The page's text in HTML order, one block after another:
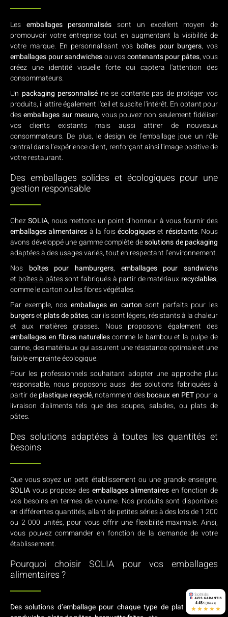
Les emballages personnalisés sont un excellent moyen de
promouvoir votre entreprise tout en augmentant la visibilité de
votre marque. En personnalisant vos boîtes pour burgers, vos
emballages pour sandwichesou voscontenants pour pâtes, vous
créez une identité visuelle forte qui captera l'attention des
consommateurs.
Un packaging personnalisé ne se contente pas de protéger vos
produits, il attire également l'œil et suscite l'intérêt. En optant pour
desemballages sur mesure, vous pouvez non seulement fidéliser
vos clients existants mais aussi attirer de nouveaux
consommateurs. De plus, le design de l’emballage joue un rôle
central dans l’expérience client, renforçant ainsi l'image positive de
votre restaurant.
Des emballages solides et écologiques pour une
gestion responsable
ChezSOLIA, nous mettons un point d'honneur à vous fournir des
emballages alimentaires à la foisécologiqueset résistants. Nous
avons développé une gamme complète desolutions de packaging
adaptées à des usages variés, tout en respectant l’environnement.
Nos boîtes pour hamburgers, emballages pour sandwichs
et boîtes à pâtessont fabriqués à partir de matériaux recyclables,
comme le carton ou les fibres végétales.
Par exemple, nos emballages en carton sont parfaits pour les
burgerset plats de pâtes, car ils sont légers, résistants à la chaleur
et aux matières grasses. Nous proposons également des
emballages en fibres naturellescomme le bambou et la pulpe de
canne, des matériaux qui assurent une résistance optimale et une
faible empreinte écologique.
Pour les professionnels souhaitant adopter une approche plus
responsable, nous proposons aussi des solutions fabriquées à
partir deplastique recyclé, notamment desbocaux en PET pour la
livraison d'aliments tels que des soupes, salades, ou plats de
pâtes.
Des solutions adaptées à toutes les quantités et
besoins
Que vous soyez un petit établissement ou une grande enseigne,
SOLIA vous propose des emballages alimentaires en fonction de
vos besoins en termes de volume. Nos produits sont disponibles
en différentes quantités, allant de petites séries à des lots de 1 200
ou 2 000 unités, pour vous offrir une flexibilité maximale. Ainsi,
vous pouvez commander en fonction de la demande de votre
établissement.
Pourquoi choisir SOLIA pour vos emballages
alimentaires ?
Des solutions d’emballage pour chaque type de plat :burgers,
4.45/5 (16 avis)
★★★★★